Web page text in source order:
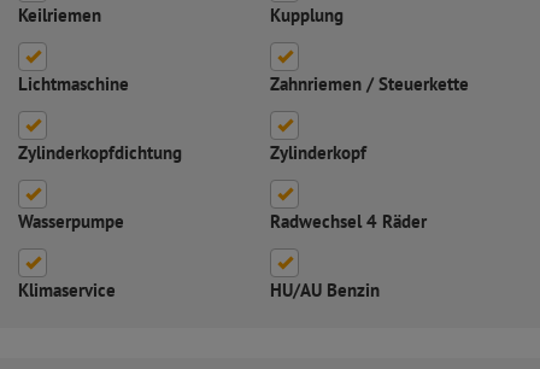
Keilriemen Kupplung
Lichtmaschine Zahnriemen / Steuerkette
Zylinderkopfdichtung Zylinderkopf
Wasserpumpe Radwechsel 4 Räder
Klimaservice HU/AU Benzin